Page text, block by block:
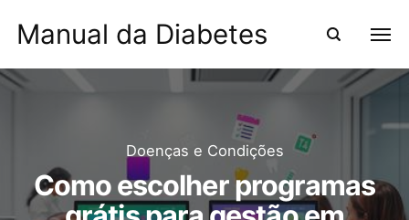
Manual da Diabetes
Doenças e Condições
Como escolher programas